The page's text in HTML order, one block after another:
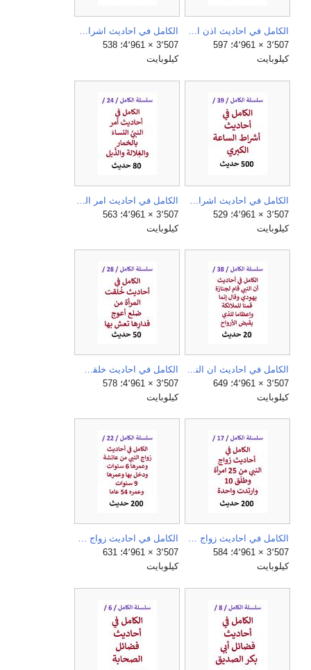
الكامل في احاديث اذن النبي في ضرب الرجل امراته ولا ترفع عصاك عن اهلك.jpg
3٬507 × 4٬961؛ 597
كيلوبايت
الكامل في احاديث اشراط الساعة الصغري.jpg
3٬507 × 4٬961؛ 538
كيلوبايت
3٬507 × 4٬961؛ 529
كيلوبايت
3٬507 × 4٬961؛ 563
كيلوبايت
3٬507 × 4٬961؛ 649
كيلوبايت
3٬507 × 4٬961؛ 578
كيلوبايت
الكامل في احاديث زواج النبي من 25 امراة وطلق 10 وارتدت واحدة.jpg
3٬507 × 4٬961؛ 584
كيلوبايت
الكامل في احاديث زواج النبي من عائشة وعمرها 6 سنوات ودخل بها وعمرها 9 سنوات وعمره 54 عاما.jpg
3٬507 × 4٬961؛ 631
كيلوبايت